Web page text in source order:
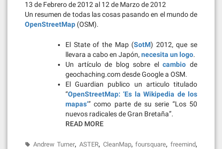
13 de Febrero de 2012 al 12 de Marzo de 2012
Un resumen de todas las cosas pasando en el mundo de
OpenStreetMap (OSM).
El State of the Map (SotM) 2012, que se
llevara a cabo en Japón, necesita un logo.
Un artículo de blog sobre elcambio de
geochaching.com desde Google a OSM.
El Guardian publico un articulo titulado
“OpenStreetMap: ‘Es la Wikipedia de los
mapas’” como parte de su serie “Los 50
nuevos radicales de Gran Bretaña”.
READ MORE
Andrew Turner,ASTER, CleanMap,foursquare,freemind,